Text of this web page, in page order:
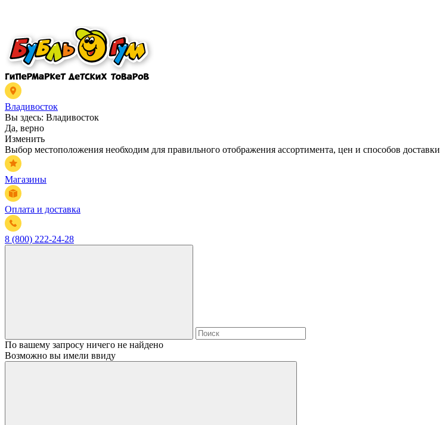
Владивосток
Вы здесь: Владивосток
Да, верно
Изменить
Выбор местоположения необходим для правильного отображения ассортимента, цен и способов доставки
Магазины
Оплата и доставка
8 (800) 222-24-28
По вашему запросу ничего не найдено
Возможно вы имели ввиду